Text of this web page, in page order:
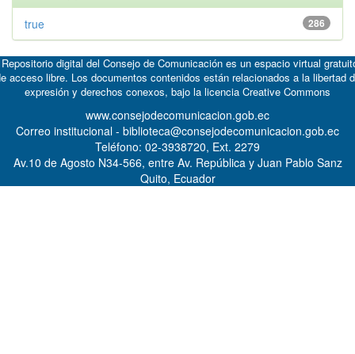
286
true
digital del Consejo de Comunicación es un espacio virtual
acceso libre. Los documentos contenidos están relacionados a la libertad
expresión y derechos conexos, bajo la licencia Creative Commons
www.consejodecomunicacion.gob.ec
Correo institucional - biblioteca@consejodecomunicacion.gob.ec
Teléfono: 02-3938720, Ext. 2279
Av.10 de Agosto N34-566, entre Av. República y Juan Pablo Sanz
Quito, Ecuador